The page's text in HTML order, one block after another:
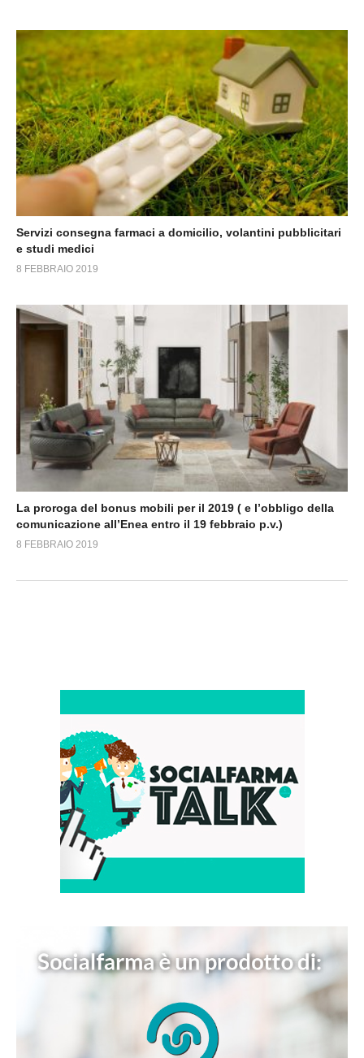
Servizi consegna farmaci a domicilio, volantini pubblicitari
e studi medici
8 FEBBRAIO 2019
La proroga del bonus mobili per il 2019 ( e l’obbligo della
comunicazione all’Enea entro il 19 febbraio p.v.)
8 FEBBRAIO 2019